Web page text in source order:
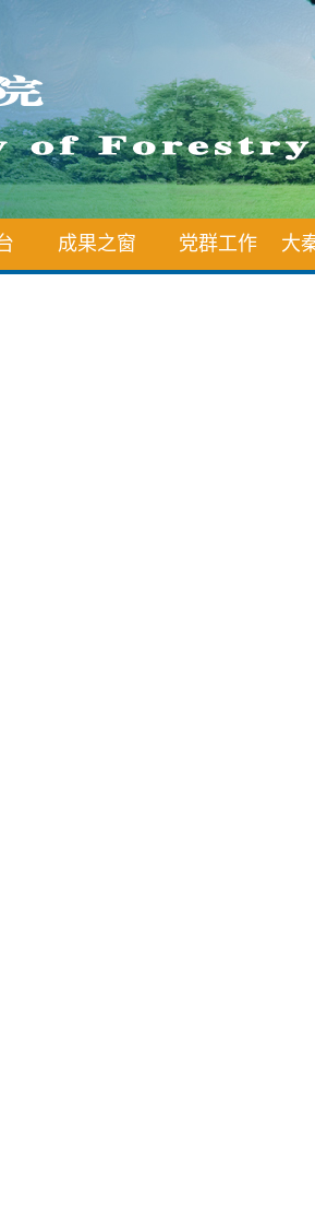
成果之窗 党群工作 大